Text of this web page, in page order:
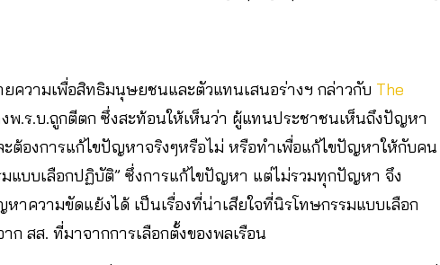
ความเพื่อสิทธิมนุษยชนและตัวแทนเสนอร่างฯ กล่าวกับ The
พ.ร.บ.ถูกตีตก ซึ่งสะท้อนให้เห็นว่า ผู้แทนประชาชนเห็นถึงปัญหา
ต้องการแก้ไขปัญหาจริงๆหรือไม่ หรือทำเพื่อแก้ไขปัญหาให้กับคน
แบบเลือกปฏิบัติ” ซึ่งการแก้ไขปัญหา แต่ไม่รวมทุกปัญหา จึง
าความขัดแย้งได้ เป็นเรื่องที่น่าเสียใจที่นิรโทษกรรมแบบเลือก
สส. ที่มาจากการเลือกตั้งของพลเรือน